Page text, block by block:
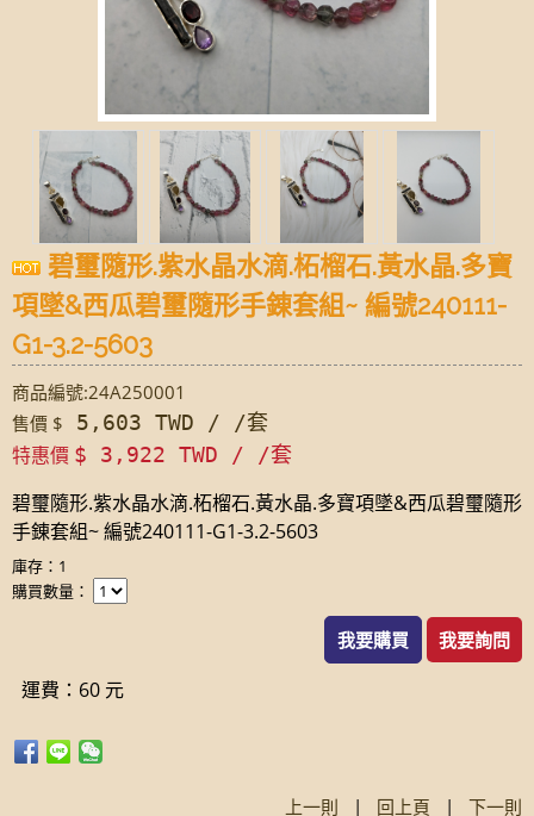
碧璽隨形.紫水晶水滴.柘榴石.黃水晶.多寶
項墜&西瓜碧璽隨形手錬套組~ 編號240111-
G1-3.2-5603
商品編號:24A250001
售價 $ 5,603 TWD / /套
特惠價 $ 3,922 TWD / /套
碧璽隨形.紫水晶水滴.柘榴石.黃水晶.多寶項墜&西瓜碧璽隨形
手錬套組~ 編號240111-G1-3.2-5603
庫存：1
購買數量：
我要購買 我要詢問
運費：60 元
上一則 | 回上頁 | 下一則